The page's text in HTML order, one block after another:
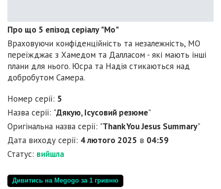
Про що 5 епізод серіалу "Мо"
Враховуючи конфіденційність та незалежність, МО
переїжджає з Хамедом та Далласом - які мають інші
плани для нього. Юсра та Надія стикаються над
добробутом Самера.
Номер серії: 5
Назва серії: "Дякую, Ісусовий резюме"
Оригінальна назва серії: "Thank You Jesus Summary"
Дата виходу серії: 4 лютого 2025 в 04:59
Статус: вийшла
Дивитись на Megogo за 1 гривню